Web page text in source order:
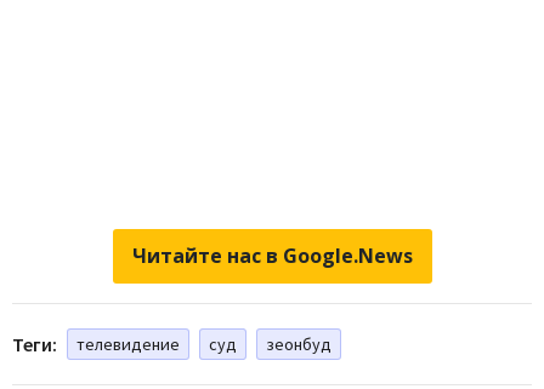
Читайте нас в Google.News
Теги: телевидение суд зеонбуд